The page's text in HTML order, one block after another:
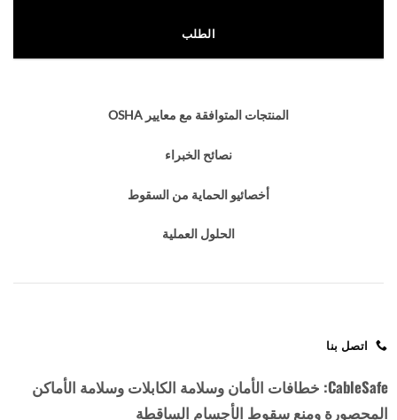
الطلب
المنتجات المتوافقة مع معايير OSHA
نصائح الخبراء
أخصائيو الحماية من السقوط
الحلول العملية
اتصل بنا
CableSafe: خطافات الأمان وسلامة الكابلات وسلامة الأماكن
المحصورة ومنع سقوط الأجسام الساقطة